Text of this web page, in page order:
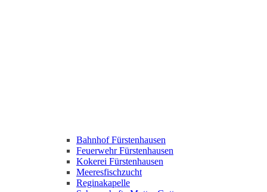
Bahnhof Fürstenhausen
Feuerwehr Fürstenhausen
Kokerei Fürstenhausen
Meeresfischzucht
Reginakapelle